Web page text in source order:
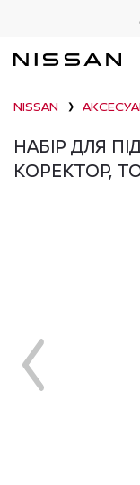
NISSAN ❯
НАБІР ДЛЯ
КОРЕКТОР,